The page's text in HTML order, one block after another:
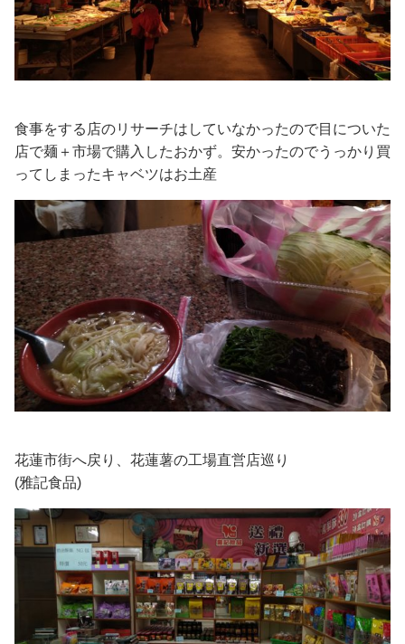
食事をする店のリサーチはしていなかったので目についた
店で麺＋市場で購入したおかず。安かったのでうっかり買
ってしまったキャベツはお土産
花蓮市街へ戻り、花蓮薯の工場直営店巡り
(雅記食品)